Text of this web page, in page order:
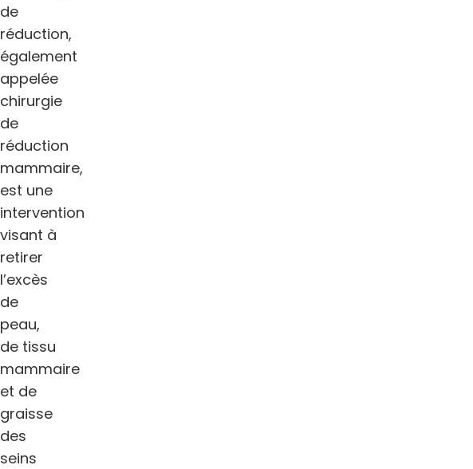
de
réduction,
également
appelée
chirurgie
de
réduction
mammaire,
est une
intervention
visant à
retirer
l’excès
de
peau,
de tissu
mammaire
et de
graisse
des
seins